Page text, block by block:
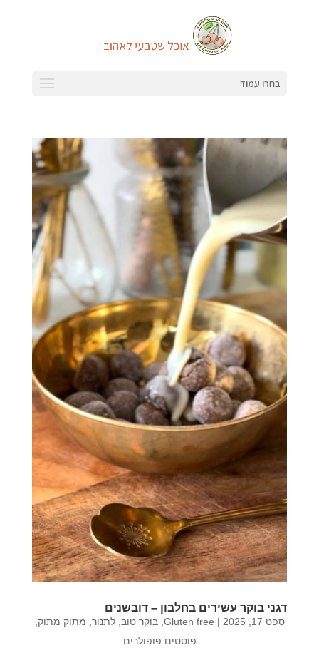
בחרו עמוד
דגני בוקר עשירים בחלבון – דובשנים
ספט 17, 2025 |
Gluten free בוקר טוב ,לתנור מתוק מתוק
פוסטים פופולרים